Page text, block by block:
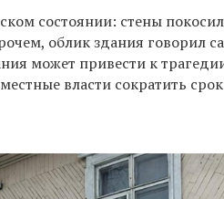
состоянии: стены
облик здания говорил
может привести к
власти сократить